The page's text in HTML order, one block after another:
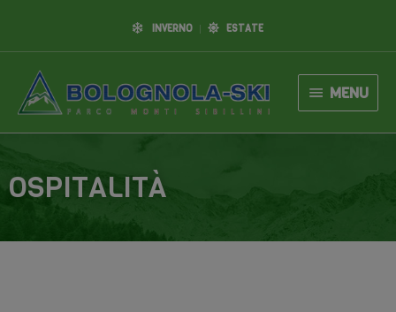
INVERNO ESTATE
MENU
OSPITALITÀ